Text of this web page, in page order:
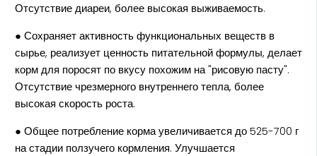
Отсутствие диареи, более высокая выживаемость.
● Сохраняет активность функциональных веществ в
сырье, реализует ценность питательной формулы, делает
корм для поросят по вкусу похожим на "рисовую пасту".
Отсутствие чрезмерного внутреннего тепла, более
высокая скорость роста.
● Общее потребление корма увеличивается до 525-700 г
на стадии ползучего кормления. Улучшается